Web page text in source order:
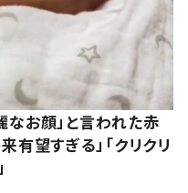
お顔」と言われた赤
望すぎる」「クリクリ